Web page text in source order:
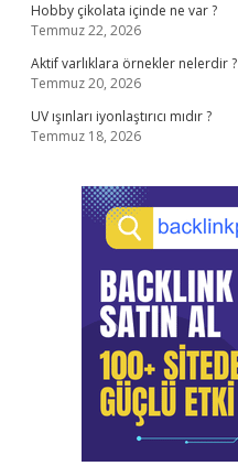
Hobby çikolata içinde ne var ?
Temmuz 22, 2026
Aktif varlıklara örnekler nelerdir ?
Temmuz 20, 2026
UV ışınları iyonlaştırıcı mıdır ?
Temmuz 18, 2026